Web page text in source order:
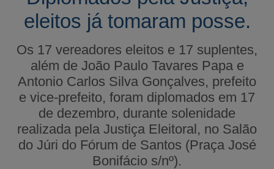
eleitos já tomaram posse.
Os 17 vereadores eleitos e 17 suplentes,
além de João Paulo Tavares Papa e
Antonio Carlos Silva Gonçalves, prefeito
e vice-prefeito, foram diplomados em 17
de dezembro, durante solenidade
realizada pela Justiça Eleitoral, no Salão
do Júri do Fórum de Santos (Praça José
Bonifácio s/nº).